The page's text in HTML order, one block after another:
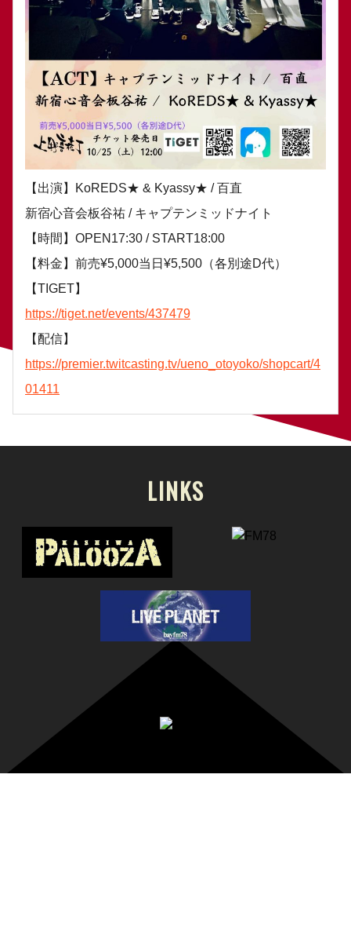
【出演】KoREDS★ & Kyassy★ / 百直
新宿心音会板谷祐 / キャプテンミッドナイト
【時間】OPEN17:30 / START18:00
【料金】前売¥5,000当日¥5,500（各別途D代）
【TIGET】
https://tiget.net/events/437479
【配信】
https://premier.twitcasting.tv/ueno_otoyoko/shopcart/4
01411
LINKS